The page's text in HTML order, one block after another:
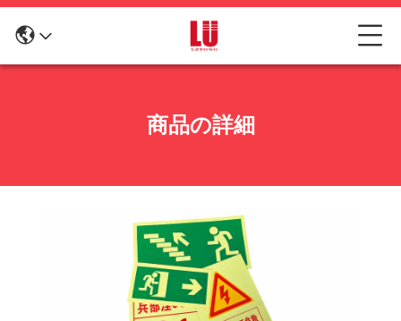
商品の詳細